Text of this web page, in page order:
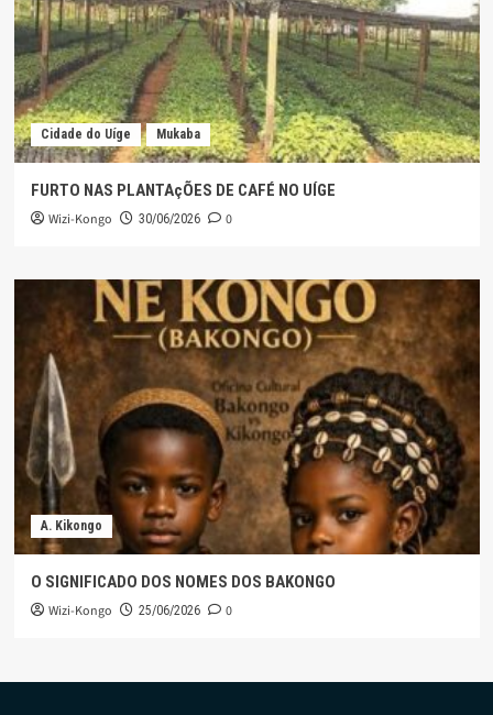
Cidade do Uíge Mukaba
FURTO NAS PLANTAçÕES DE CAFÉ NO UÍGE
Wizi-Kongo 30/06/2026 0
A. Kikongo
O SIGNIFICADO DOS NOMES DOS BAKONGO
Wizi-Kongo 25/06/2026 0